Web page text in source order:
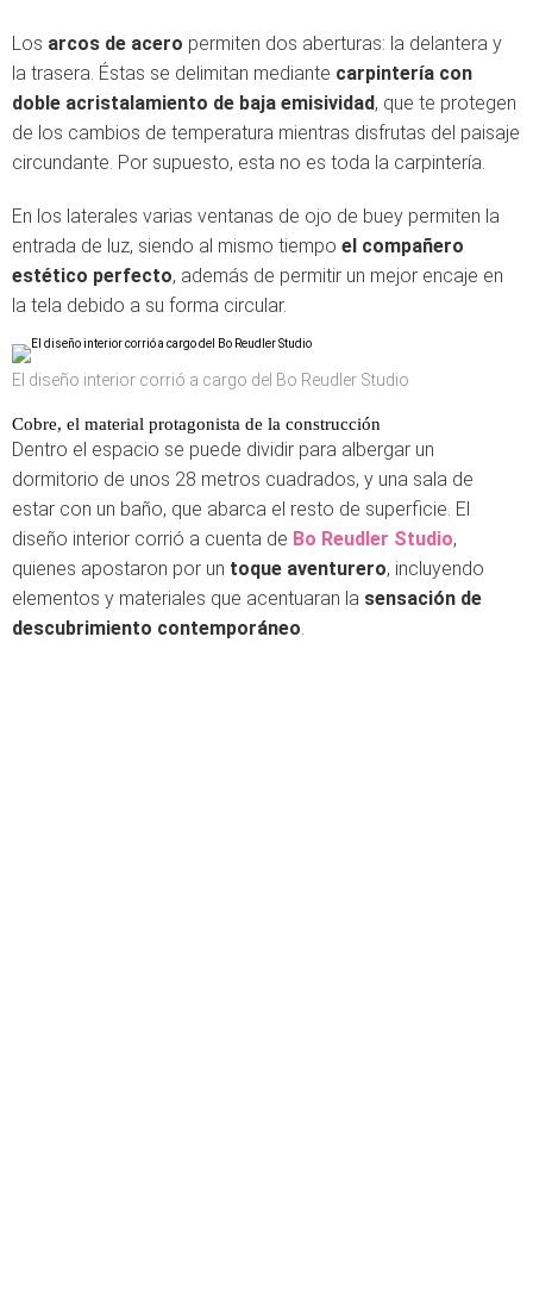
Los arcos de acero permiten dos aberturas: la delantera y
la trasera. Éstas se delimitan mediante carpintería con
doble acristalamiento de baja emisividad, que te protegen
de los cambios de temperatura mientras disfrutas del paisaje
circundante. Por supuesto, esta no es toda la carpintería.
En los laterales varias ventanas de ojo de buey permiten la
entrada de luz, siendo al mismo tiempo el compañero
estético perfecto, además de permitir un mejor encaje en
la tela debido a su forma circular.
El diseño interior corrió a cargo del Bo Reudler Studio
Cobre, el material protagonista de la construcción
Dentro el espacio se puede dividir para albergar un
dormitorio de unos 28 metros cuadrados, y una sala de
estar con un baño, que abarca el resto de superficie. El
diseño interior corrió a cuenta de Bo Reudler Studio,
quienes apostaron por un toque aventurero, incluyendo
elementos y materiales que acentuaran la sensación de
descubrimiento contemporáneo.